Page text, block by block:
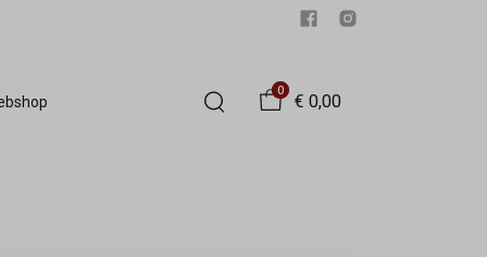
0
€ 0,00